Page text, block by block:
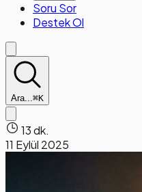
Soru Sor
Destek Ol
Ara...⌘K
13 dk.
11 Eylül 2025